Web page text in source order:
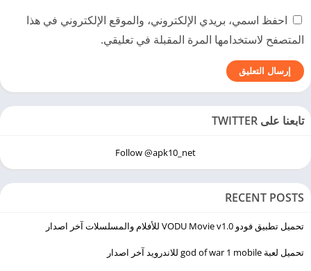
احفظ اسمي، بريدي الإلكتروني، والموقع الإلكتروني في هذا
المتصفح لاستخدامها المرة المقبلة في تعليقي.
تابعنا على TWITTER
Follow @apk10_net
RECENT POSTS
تحميل تطبيق فودو VODU Movie v1.0 للأفلام والمسلسلات آخر اصدار
تحميل لعبة god of war 1 mobile للاندرويد آخر اصدار